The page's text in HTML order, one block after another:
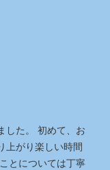
した。 初めて、お
上がり楽しい時間
とについては丁寧